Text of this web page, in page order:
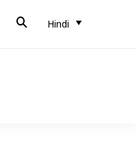
Hindi